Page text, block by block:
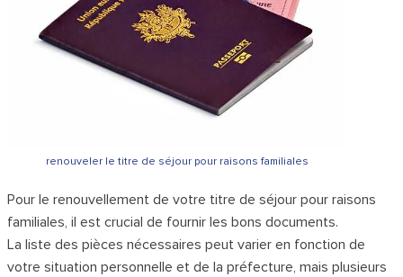
renouveler le titre de séjour pour raisons familiales
Pour le renouvellement de votre titre de séjour pour raisons
familiales, il est crucial de fournir les bons documents.
La liste des pièces nécessaires peut varier en fonction de
votre situation personnelle et de la préfecture, mais plusieurs